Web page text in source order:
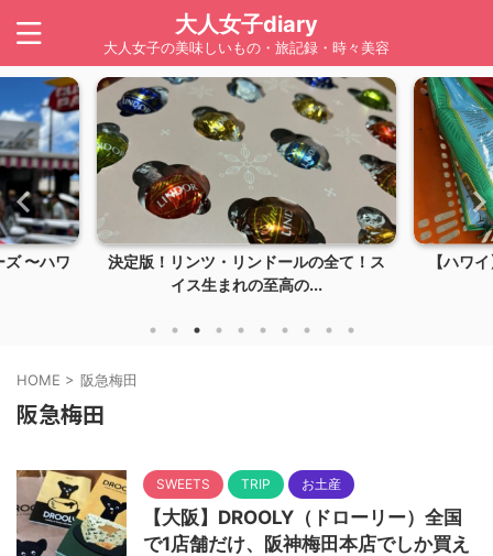
大人女子diary
大人女子の美味しいもの・旅記録・時々美容
〜ハワ
決定版！リンツ・リンドールの全て！ス
イス生まれの至高の...
【ハワ
HOME > 阪急梅田
阪急梅田
SWEETS TRIP お土産
【大阪】DROOLY（ドローリー）全国
で1店舗だけ、阪神梅田本店でしか買え